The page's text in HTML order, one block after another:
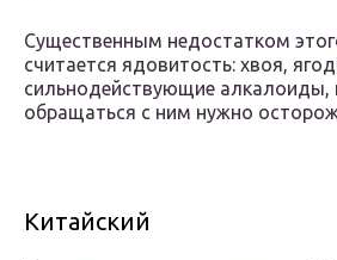
Существенным недостатком
считается ядовитость: хвоя,
сильнодействующие алкалоиды,
обращаться с ним нужно
Китайский